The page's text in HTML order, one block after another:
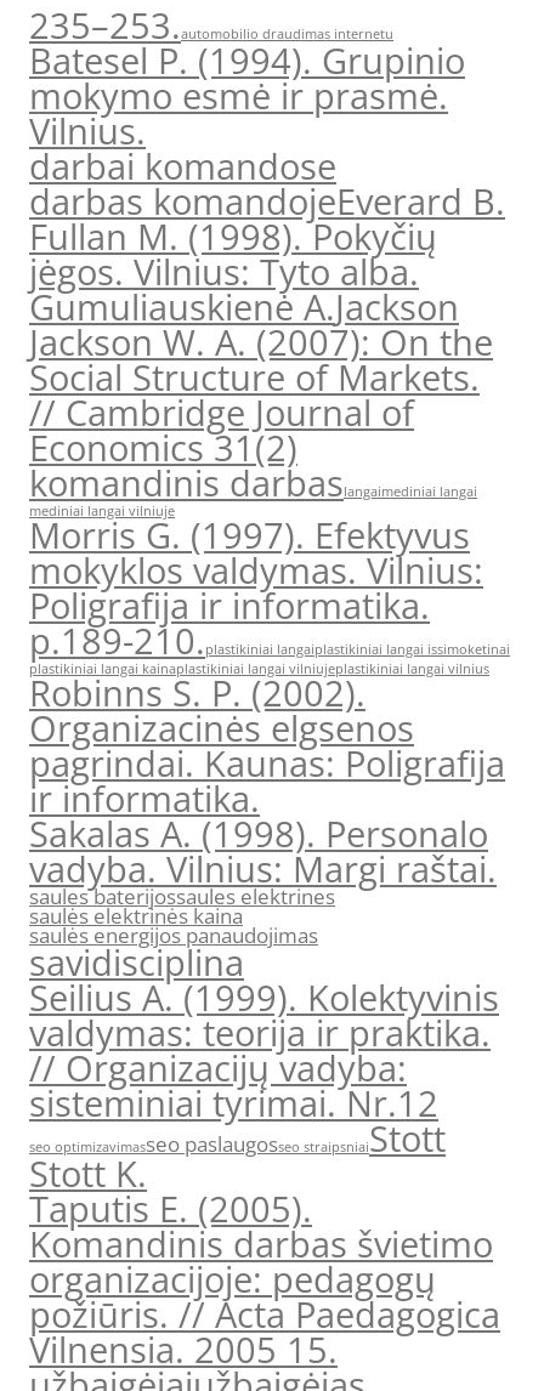
235–253.automobilio draudimas internetu
Batesel P. (1994). Grupinio
mokymo esmė ir prasmė.
Vilnius.
darbai komandose
darbas komandojeEverard B.
Fullan M. (1998). Pokyčių
jėgos. Vilnius: Tyto alba.
Gumuliauskienė A.Jackson
Jackson W. A. (2007): On the
Social Structure of Markets.
// Cambridge Journal of
Economics 31(2)
komandinis darbaslangaimediniai langai
mediniai langai vilniuje
Morris G. (1997). Efektyvus
mokyklos valdymas. Vilnius:
Poligrafija ir informatika.
p.189-210. plastikiniai langaiplastikiniai langai issimoketinai
plastikiniai langai kainaplastikiniai langai vilniujeplastikiniai langai vilnius
Robinns S. P. (2002).
Organizacinės elgsenos
pagrindai. Kaunas: Poligrafija
ir informatika.
Sakalas A. (1998). Personalo
vadyba. Vilnius: Margi raštai.
saules baterijossaules elektrines
saulės elektrinės kaina
saulės energijos panaudojimas
savidisciplina
Seilius A. (1999). Kolektyvinis
valdymas: teorija ir praktika.
// Organizacijų vadyba:
sisteminiai tyrimai. Nr.12
seo optimizavimasseo paslaugosseo straipsniaiStott
Stott K.
Taputis E. (2005).
Komandinis darbas švietimo
organizacijoje: pedagogų
požiūris. // Acta Paedagogica
Vilnensia. 2005 15.